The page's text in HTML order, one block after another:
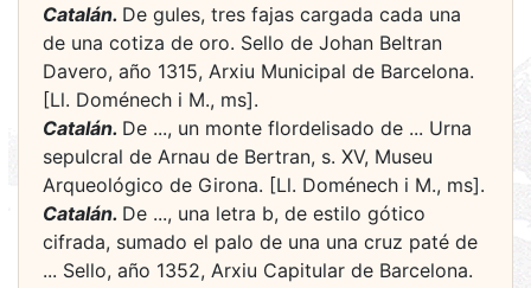
Catalán. De gules, tres fajas cargada cada una
de una cotiza de oro. Sello de Johan Beltran
Davero, año 1315, Arxiu Municipal de Barcelona.
[Ll. Doménech i M., ms].
Catalán. De ..., un monte flordelisado de ... Urna
sepulcral de Arnau de Bertran, s. XV, Museu
Arqueológico de Girona. [Ll. Doménech i M., ms].
Catalán. De ..., una letra b, de estilo gótico
cifrada, sumado el palo de una una cruz paté de
... Sello, año 1352, Arxiu Capitular de Barcelona.